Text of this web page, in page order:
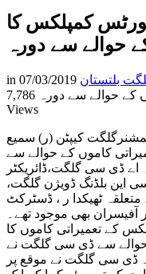
کمپلکس کا
حوالے سے دورہ
in بلتستان 07/03/2019
کے حوالے سے دورہ
7,786
Views
کیپٹن (ر) سمیع
کاموں کے حوالے سے
ڈی سی گلگت،ڈائریکٹر
این بلڈنگ ڈویژن گلگت،
ٹھیکدا ر ، ڈسٹرکٹ
بھی موجود تھے۔
کے تعمیراتی کاموں کا
حوالے سے ڈی سی گلگت نے
۔ ڈی سی گلگت نے موقع پر